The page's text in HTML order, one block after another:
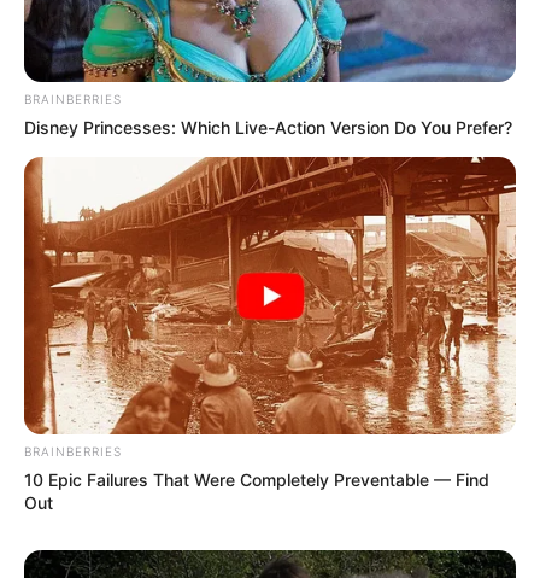
BRAINBERRIES
Disney Princesses: Which Live-Action Version Do You Prefer?
BRAINBERRIES
10 Epic Failures That Were Completely Preventable — Find
Out